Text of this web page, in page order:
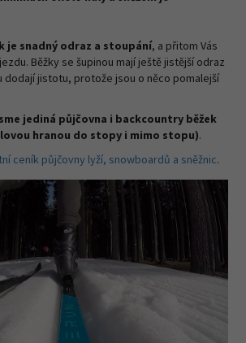
je snadný odraz a stoupání, a přitom Vás
Běžky se šupinou mají ještě jistější odraz
dodají jistotu, protože jsou o něco pomalejší
jediná půjčovna i backcountry běžek
hranou do stopy i mimo stopu).
ceník půjčovny lyží, snowboardů a sněžnic.